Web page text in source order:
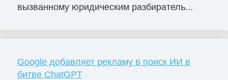
вызванному юридическим разбиратель...
Google добавляет рекламу в поиск ИИ в
битве ChatGPT